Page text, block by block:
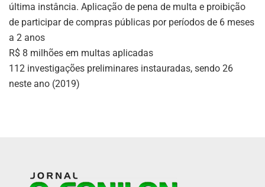
última instância. Aplicação de pena de multa e proibição
de participar de compras públicas por períodos de 6 meses
a 2 anos
R$ 8 milhões em multas aplicadas
112 investigações preliminares instauradas, sendo 26
neste ano (2019)